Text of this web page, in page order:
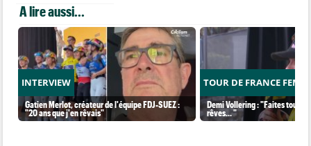
A lire aussi...
INTERVIEW
Gatien Merlot, créateur de l'équipe FDJ-SUEZ :
"20 ans que j'en rêvais"
TOUR DE FRANCE
Demi Vollering : "Faites tout
rêves... "